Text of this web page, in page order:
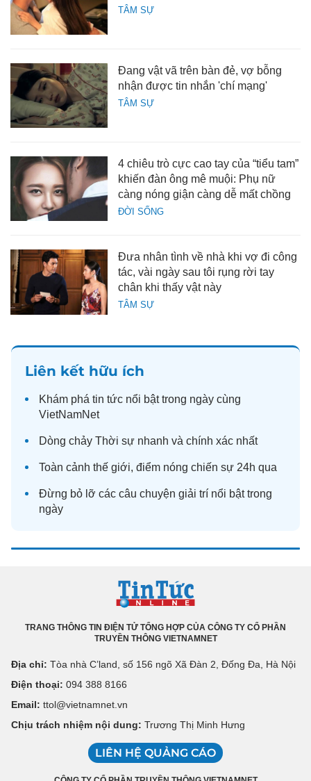
TÂM SỰ
TÂM SỰ
Đang vật vã trên bàn đẻ, vợ bỗng
nhận được tin nhắn 'chí mạng'
ĐỜI SỐNG
4 chiêu trò cực cao tay của “tiểu tam”
khiến đàn ông mê muội: Phụ nữ
càng nóng giận càng dễ mất chồng
TÂM SỰ
Đưa nhân tình về nhà khi vợ đi công
tác, vài ngày sau tôi rụng rời tay
chân khi thấy vật này
Liên kết hữu ích
Khám phá tin tức nổi bật trong ngày cùng
VietNamNet
Dòng chảy Thời sự nhanh và chính xác nhất
Toàn cảnh thế giới, điểm nóng chiến sự 24h qua
Đừng bỏ lỡ các câu chuyện giải trí nổi bật trong
ngày
TRANG THÔNG TIN ĐIỆN TỬ TỔNG HỢP CỦA CÔNG TY CỔ PHẦN
TRUYỀN THÔNG VIETNAMNET
Địa chỉ: Tòa nhà C’land, số 156 ngõ Xã Đàn 2, Đống Đa, Hà Nội
Điện thoại: 094 388 8166
Email: ttol@vietnamnet.vn
Chịu trách nhiệm nội dung: Trương Thị Minh Hưng
LIÊN HỆ QUẢNG CÁO